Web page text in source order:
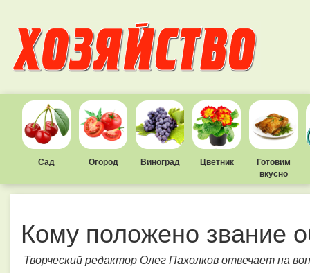
Сад Огород Виноград Цветник
Готовим
вкусно
Кому положено звание
Творческий редактор Олег Пахолков отвечает на